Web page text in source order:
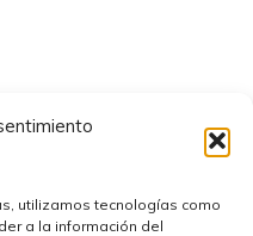
utilizamos tecnologías como
a la información del